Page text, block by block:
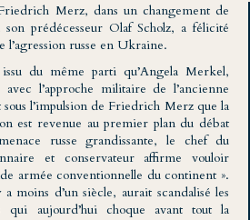
Merz, dans un changement de
prédécesseur Olaf Scholz, a félicité
l’agression russe en Ukraine.
du même parti qu’Angela Merkel,
l’approche militaire de l’ancienne
l’impulsion de Friedrich Merz que la
est revenue au premier plan du débat
russe grandissante, le chef du
et conservateur affirme vouloir
armée conventionnelle du continent ».
moins d’un siècle, aurait scandalisé les
qui aujourd’hui choque avant tout la